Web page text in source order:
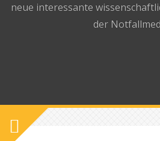
neue interessante
der